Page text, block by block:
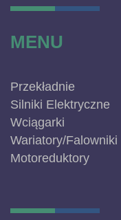
MENU
Przekładnie
Silniki Elektryczne
Wciągarki
Wariatory/Falowniki
Motoreduktory